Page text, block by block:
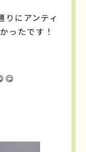
りにアンティ
ったです！